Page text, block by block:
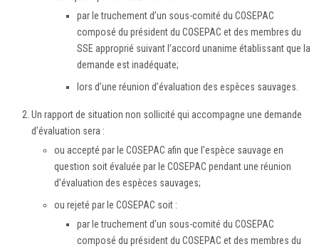
par le truchement d’un sous-comité du COSEPAC
composé du président du COSEPAC et des membres du
SSE approprié suivant l’accord unanime établissant que la
demande est inadéquate;
lors d’une réunion d’évaluation des espèces sauvages.
Un rapport de situation non sollicité qui accompagne une demande
d’évaluation sera :
ou accepté par le COSEPAC afin que l’espèce sauvage en
question soit évaluée par le COSEPAC pendant une réunion
d’évaluation des espèces sauvages;
ou rejeté par le COSEPAC soit :
par le truchement d’un sous-comité du COSEPAC
composé du président du COSEPAC et des membres du